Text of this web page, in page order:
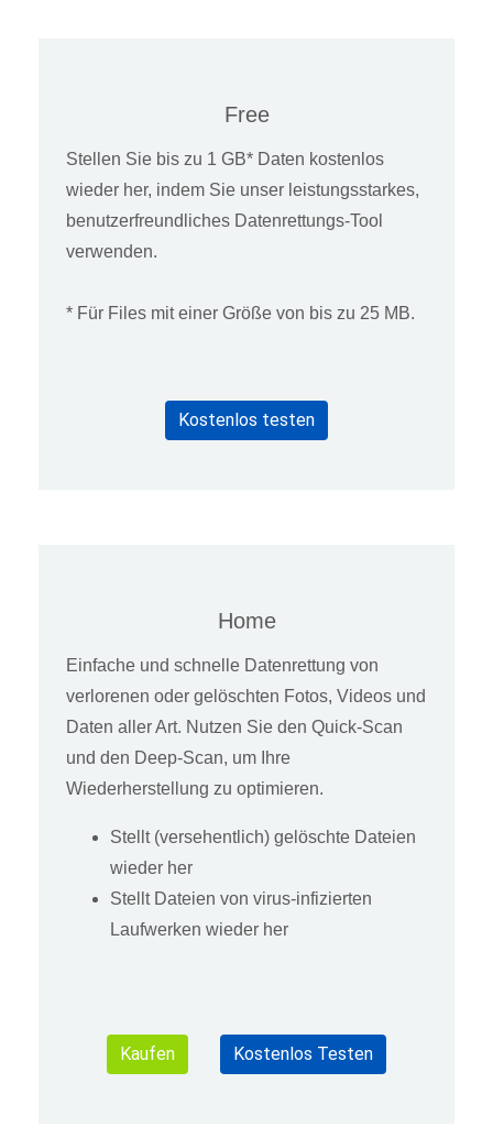
Free
Stellen Sie bis zu 1 GB* Daten kostenlos
wieder her, indem Sie unser leistungsstarkes,
benutzerfreundliches Datenrettungs-Tool
verwenden.
* Für Files mit einer Größe von bis zu 25 MB.
Kostenlos testen
Home
Einfache und schnelle Datenrettung von
verlorenen oder gelöschten Fotos, Videos und
Daten aller Art. Nutzen Sie den Quick-Scan
und den Deep-Scan, um Ihre
Wiederherstellung zu optimieren.
Stellt (versehentlich) gelöschte Dateien
wieder her
Stellt Dateien von virus-infizierten
Laufwerken wieder her
Kaufen Kostenlos Testen